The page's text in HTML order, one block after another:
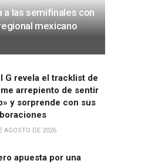
a las semifinales con
mexicano
G revela el tracklist de
arrepiento de sentir
y sorprende con sus
AGOSTO DE 2026
apuesta por una